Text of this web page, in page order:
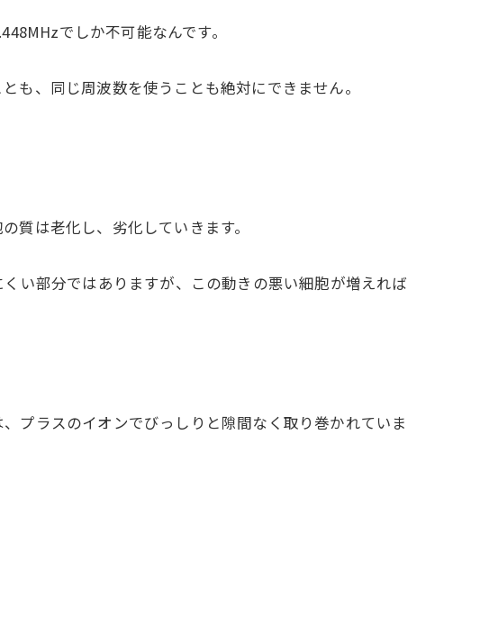
でしか不可能なんです。
も、同じ周波数を使うことも絶対にできません。
質は老化し、劣化していきます。
い部分ではありますが、この動きの悪い細胞が増えれば
プラスのイオンでびっしりと隙間なく取り巻かれていま